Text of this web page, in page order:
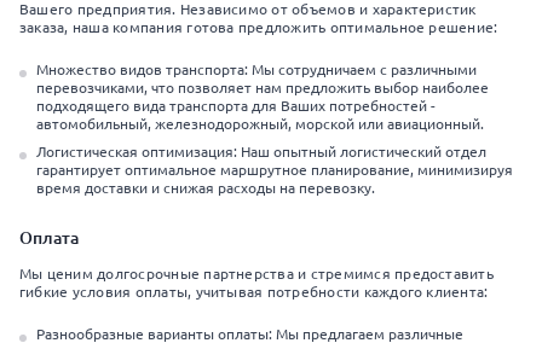
Вашего предприятия. Независимо от объемов и характеристик
заказа, наша компания готова предложить оптимальное решение:
Множество видов транспорта: Мы сотрудничаем с различными
перевозчиками, что позволяет нам предложить выбор наиболее
подходящего вида транспорта для Ваших потребностей -
автомобильный, железнодорожный, морской или авиационный.
Логистическая оптимизация: Наш опытный логистический отдел
гарантирует оптимальное маршрутное планирование, минимизируя
время доставки и снижая расходы на перевозку.
Оплата
Мы ценим долгосрочные партнерства и стремимся предоставить
гибкие условия оплаты, учитывая потребности каждого клиента:
Разнообразные варианты оплаты: Мы предлагаем различные